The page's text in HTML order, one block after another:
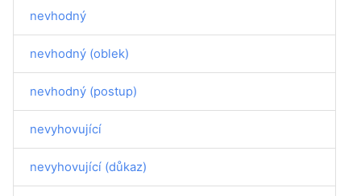
nevhodný
nevhodný (oblek)
nevhodný (postup)
nevyhovující
nevyhovující (důkaz)